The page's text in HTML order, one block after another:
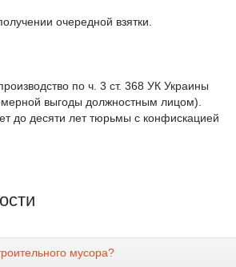
очередной взятки.
по ч. 3 ст. 368 УК Украины
выгоды должностным лицом).
до десяти лет тюрьмы с конфискацией
мусора?